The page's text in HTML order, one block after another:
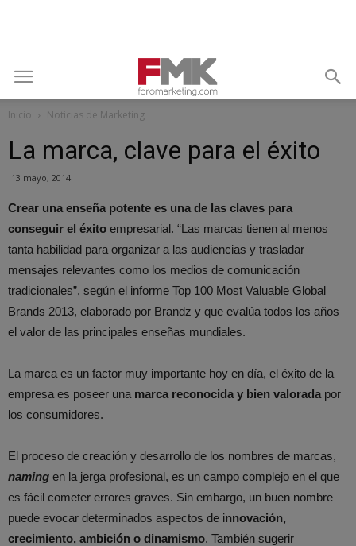
Inicio Noticias de Marketing
La marca, clave para el éxito
13 mayo, 2014
Crear una enseña potente es una de las claves para
conseguir el éxito empresarial. “Las marcas tienen al menos
tanta habilidad para organizar a las audiencias y trasladar
mensajes relevantes como los medios de comunicación
tradicionales”, según el informe Top 100 Most Valuable Global
Brands 2013, elaborado por Brandz y que evalúa todos los años
el valor de las principales enseñas mundiales.
La marca es un factor muy importante hoy en día, el éxito de la
empresa es poseer una marca reconocida y bien valorada por
los consumidores.
El proceso de creación y desarrollo de los nombres de marcas,
naming en la jerga profesional, es un campo complejo en el que
es fácil cometer errores graves. Sin embargo, un buen nombre
puede evocar determinados aspectos de innovación,
crecimiento, ambición o dinamismo. También sugerir